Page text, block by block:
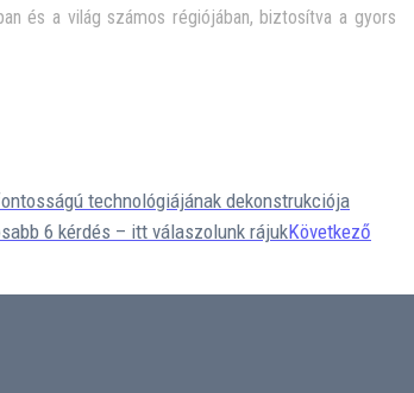
és a világ számos régiójában, biztosítva a gyors
technológiájának dekonstrukciója
6 kérdés – itt válaszolunk rájukKövetkező